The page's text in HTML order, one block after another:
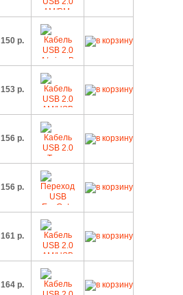
150 р.
153 р.
156 р.
156 р.
161 р.
164 р.